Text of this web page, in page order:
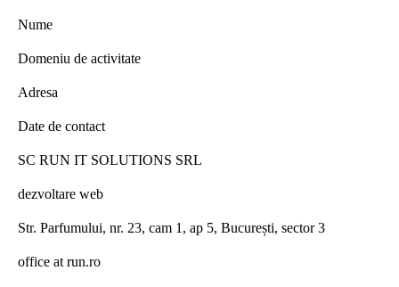
Nume
Domeniu de activitate
Adresa
Date de contact
SC RUN IT SOLUTIONS SRL
dezvoltare web
Str. Parfumului, nr. 23, cam 1, ap 5, București, sector 3
office at run.ro